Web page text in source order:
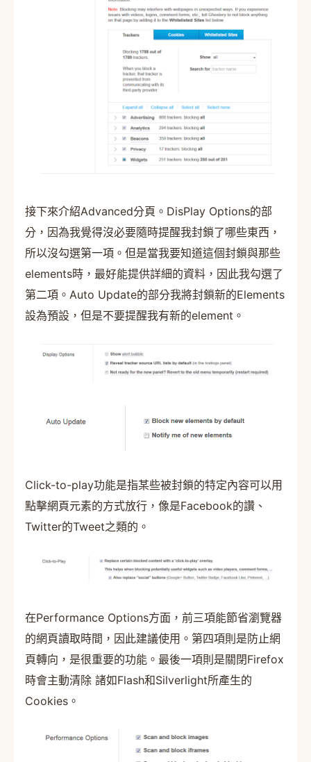
接下來介紹Advanced分頁。DisPlay Options的部
分，因為我覺得沒必要隨時提醒我封鎖了哪些東西，
所以沒勾選第一項。但是當我要知道這個封鎖與那些
elements時，最好能提供詳細的資料，因此我勾選了
第二項。Auto Update的部分我將封鎖新的Elements
設為預設，但是不要提醒我有新的element。
Click-to-play功能是指某些被封鎖的特定內容可以用
點擊網頁元素的方式放行，像是Facebook的讚、
Twitter的Tweet之類的。
在Performance Options方面，前三項能節省瀏覽器
的網頁讀取時間，因此建議使用。第四項則是防止網
頁轉向，是很重要的功能。最後一項則是關閉Firefox
時會主動清除 諸如Flash和Silverlight所產生的
Cookies。